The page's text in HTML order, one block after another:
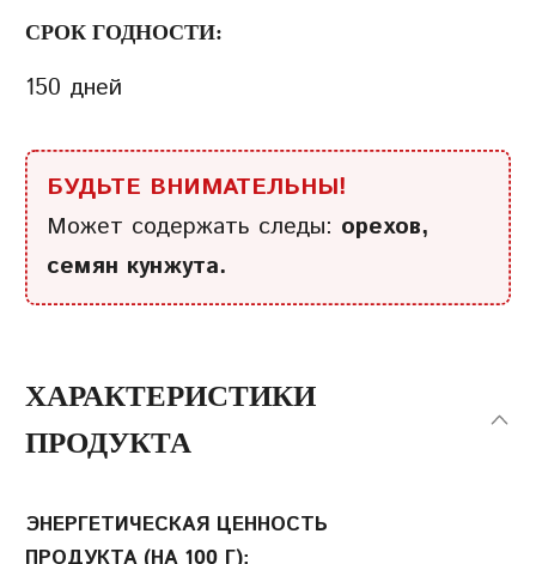
СРОК ГОДНОСТИ:
150 дней
БУДЬТЕ ВНИМАТЕЛЬНЫ!
Может содержать следы: орехов,
семян кунжута.
ХАРАКТЕРИСТИКИ
ПРОДУКТА
ЭНЕРГЕТИЧЕСКАЯ ЦЕННОСТЬ
ПРОДУКТА (НА 100 Г):